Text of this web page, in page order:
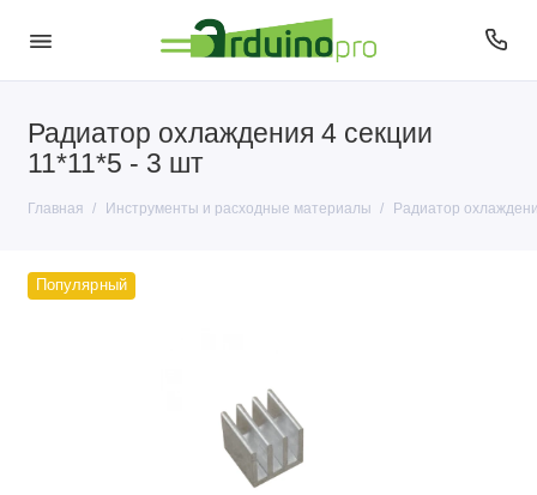
Радиатор охлаждения 4 секции
11*11*5 - 3 шт
Главная Инструменты и расходные материалы Радиатор
Инструменты
Популярный